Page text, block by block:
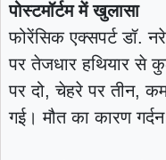
पोस्टमॉर्टम में खुलासा
फोरेंसिक एक्सपर्ट डॉ.
पर तेजधार हथियार से
पर दो, चेहरे पर तीन,
गई। मौत का कारण